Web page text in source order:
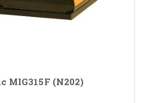
MIG315F (N202)